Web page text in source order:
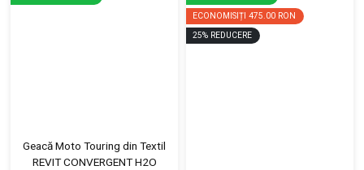
Geacă Moto Touring din Textil
REVIT CONVERGENT H2O
ECONOMISIȚI 475.00 RON
25% REDUCERE